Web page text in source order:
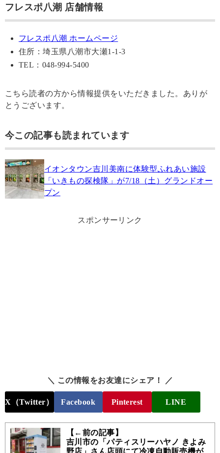
フレスポ八潮 店舗情報
フレスポ八潮 ホームページ
住所：埼玉県八潮市大瀬1-1-3
TEL：048-994-5400
こちら読者の方から情報提供をいただきました。ありが
とうございます。
今この記事も読まれています
イオンタウン吉川美南に体験型ふれあい施設
「いきもの探検隊」が7/18（土）グランドオー
プン
スポンサーリンク
＼ この情報をお友達にシェア！ ／
X（Twitter） Facebook Pinterest LINE
【←前の記事】
吉川市の「パティスリーハヤノ きよみ